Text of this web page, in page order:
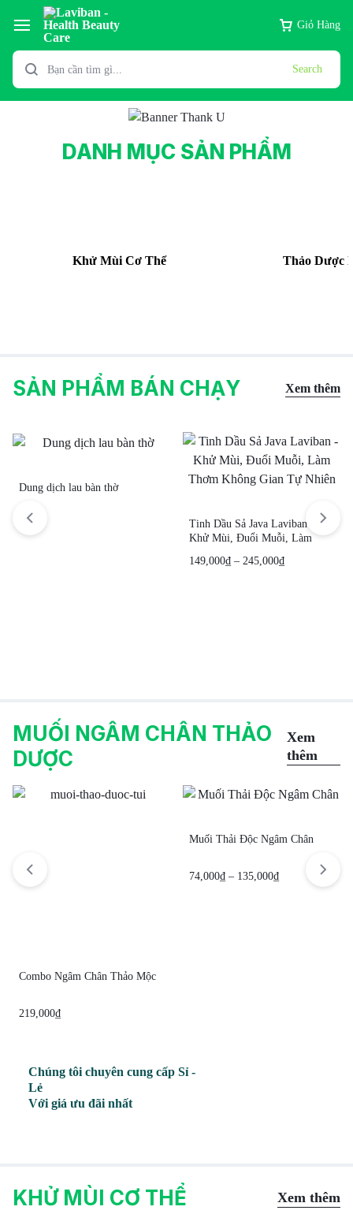
Giỏ Hàng
Search
DANH MỤC SẢN PHẨM
Khử Mùi Cơ Thể Thảo Dược
SẢN PHẨM BÁN CHẠY Xem thêm
Dung dịch lau bàn thờ
Tinh Dầu Sả Java Laviban –
Khử Mùi, Đuổi Muỗi, Làm
149,000₫ – 245,000₫
MUỐI NGÂM CHÂN THẢO
DƯỢC
Xem
thêm
Combo Ngâm Chân Thảo Mộc
219,000₫
Muối Thải Độc Ngâm Chân
74,000₫ – 135,000₫
Chúng tôi chuyên cung cấp Sỉ -
Lẻ
Với giá ưu đãi nhất
KHỬ MÙI CƠ THỂ Xem thêm